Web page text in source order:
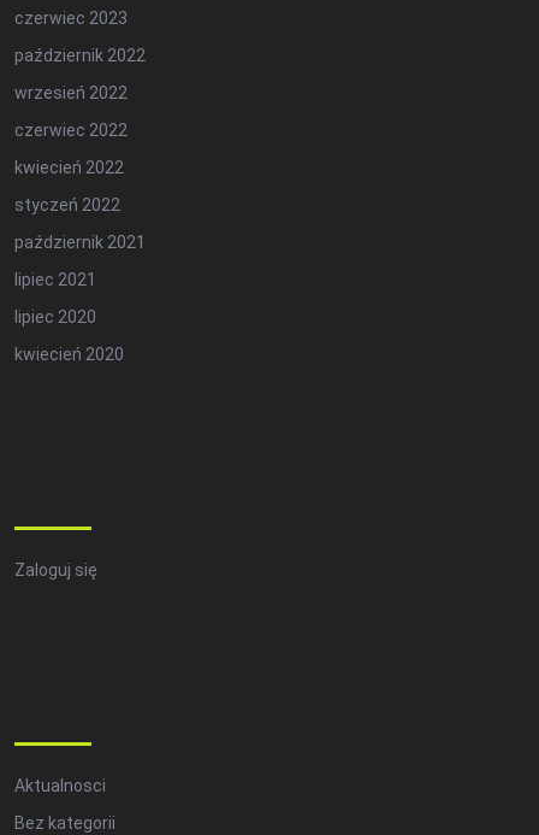
czerwiec 2023
październik 2022
wrzesień 2022
czerwiec 2022
kwiecień 2022
styczeń 2022
październik 2021
lipiec 2021
lipiec 2020
kwiecień 2020
Zaloguj się
Aktualnosci
Bez kategorii